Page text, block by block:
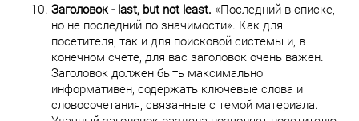
Заголовок - last, but not least. «Последний в списке,
но не последний по значимости». Как для
посетителя, так и для поисковой системы и, в
конечном счете, для вас заголовок очень важен.
Заголовок должен быть максимально
информативен, содержать ключевые слова и
словосочетания, связанные с темой материала.